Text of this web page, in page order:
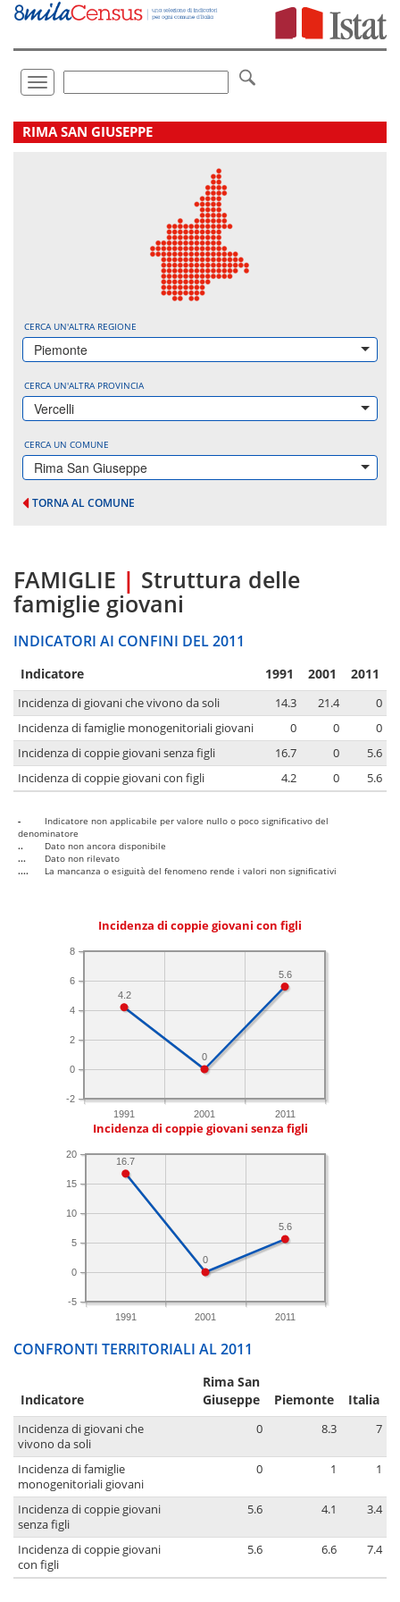
Vai
direttamente
Toggle
navigation
.
RIMA SAN GIUSEPPE
CERCA UN'ALTRA REGIONE
Piemonte
CERCA UN'ALTRA PROVINCIA
Vercelli
CERCA UN COMUNE
Rima San Giuseppe
TORNA AL COMUNE
FAMIGLIE | Struttura delle
famiglie giovani
INDICATORI AI CONFINI DEL 2011
Indicatore 1991 2001 2011
Incidenza di giovani che vivono da soli 14.3 21.4
0
Incidenza di famiglie monogenitoriali giovani
0 0
0
Incidenza di coppie giovani senza figli
16.7 0
5.6
Incidenza di coppie giovani con figli
4.2 0 5.6
-
Indicatore non applicabile per valore nullo o poco significativo del
denominatore
..
Dato non ancora disponibile
...
Dato non rilevato
....
La mancanza o esiguità del fenomeno rende i valori non significativi
Incidenza di coppie giovani con figli
1991 2001 2011
-2
0
2
4
6
8
5.6
0
4.2
Incidenza di coppie giovani senza figli
1991 2001 2011
-5
0
5
10
15
20
5.6
0
16.7
CONFRONTI TERRITORIALI AL 2011
Indicatore
Rima San
Giuseppe
Piemonte Italia
Incidenza di giovani che
vivono da soli
0 8.3 7
Incidenza di famiglie
monogenitoriali giovani
0 1 1
Incidenza di coppie giovani
senza figli
5.6 4.1 3.4
Incidenza di coppie giovani
con figli
5.6 6.6 7.4